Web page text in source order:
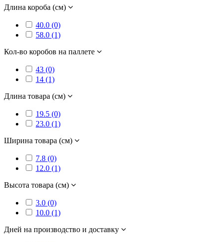
Длина короба (см)
40.0 (0)
58.0 (1)
Кол-во коробов на паллете
43 (0)
14 (1)
Длина товара (см)
19.5 (0)
23.0 (1)
Ширина товара (см)
7.8 (0)
12.0 (1)
Высота товара (см)
3.0 (0)
10.0 (1)
Дней на производство и доставку